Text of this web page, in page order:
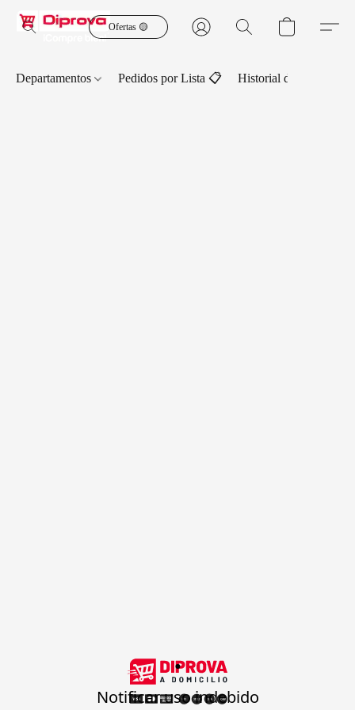
Ofertas 🟡
Departamentos Pedidos por Lista 📋 Historial de Pedidos
.
Notificar uso indebido